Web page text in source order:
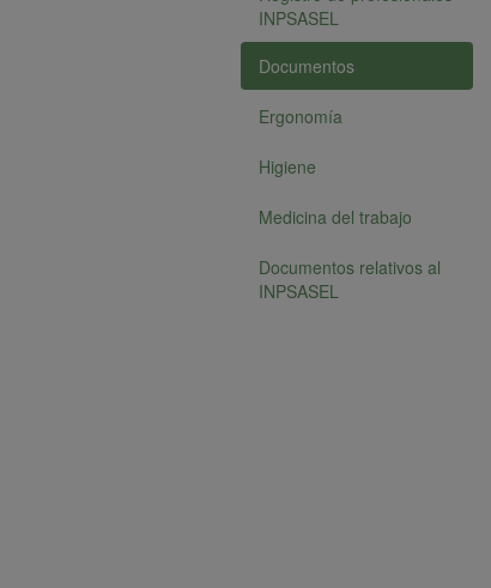
INPSASEL
Documentos
Ergonomía
Higiene
Medicina del trabajo
Documentos relativos al
INPSASEL